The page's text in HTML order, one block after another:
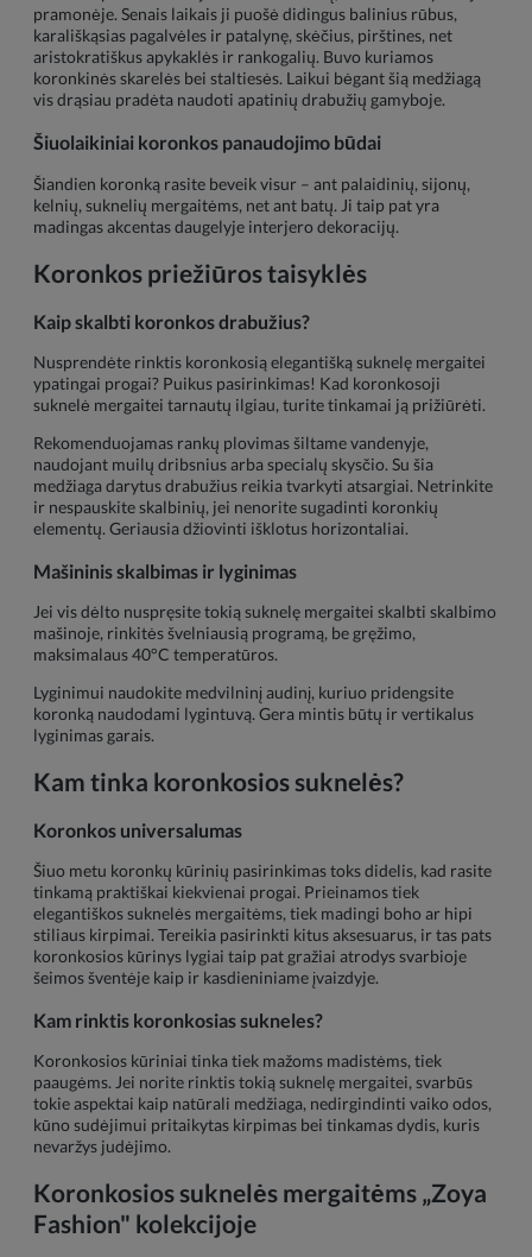
pramonėje. Senais laikais ji puošė didingus balinius rūbus,
karališkąsias pagalvėles ir patalynę, skėčius, pirštines, net
aristokratiškus apykaklės ir rankogalių. Buvo kuriamos
koronkinės skarelės bei staltiesės. Laikui bėgant šią medžiagą
vis drąsiau pradėta naudoti apatinių drabužių gamyboje.
Šiuolaikiniai koronkos panaudojimo būdai
Šiandien koronką rasite beveik visur – ant palaidinių, sijonų,
kelnių, suknelių mergaitėms, net ant batų. Ji taip pat yra
madingas akcentas daugelyje interjero dekoracijų.
Koronkos priežiūros taisyklės
Kaip skalbti koronkos drabužius?
Nusprendėte rinktis koronkosią elegantišką suknelę mergaitei
ypatingai progai? Puikus pasirinkimas! Kad koronkosoji
suknelė mergaitei tarnautų ilgiau, turite tinkamai ją prižiūrėti.
Rekomenduojamas rankų plovimas šiltame vandenyje,
naudojant muilų dribsnius arba specialų skysčio. Su šia
medžiaga darytus drabužius reikia tvarkyti atsargiai. Netrinkite
ir nespauskite skalbinių, jei nenorite sugadinti koronkių
elementų. Geriausia džiovinti išklotus horizontaliai.
Mašininis skalbimas ir lyginimas
Jei vis dėlto nuspręsite tokią suknelę mergaitei skalbti skalbimo
mašinoje, rinkitės švelniausią programą, be gręžimo,
maksimalaus 40°C temperatūros.
Lyginimui naudokite medvilninį audinį, kuriuo pridengsite
koronką naudodami lygintuvą. Gera mintis būtų ir vertikalus
lyginimas garais.
Kam tinka koronkosios suknelės?
Koronkos universalumas
Šiuo metu koronkų kūrinių pasirinkimas toks didelis, kad rasite
tinkamą praktiškai kiekvienai progai. Prieinamos tiek
elegantiškos suknelės mergaitėms, tiek madingi boho ar hipi
stiliaus kirpimai. Tereikia pasirinkti kitus aksesuarus, ir tas pats
koronkosios kūrinys lygiai taip pat gražiai atrodys svarbioje
šeimos šventėje kaip ir kasdieniniame įvaizdyje.
Kam rinktis koronkosias sukneles?
Koronkosios kūriniai tinka tiek mažoms madistėms, tiek
paaugėms. Jei norite rinktis tokią suknelę mergaitei, svarbūs
tokie aspektai kaip natūrali medžiaga, nedirgindinti vaiko odos,
kūno sudėjimui pritaikytas kirpimas bei tinkamas dydis, kuris
nevaržys judėjimo.
Koronkosios suknelės mergaitėms „Zoya
Fashion" kolekcijoje